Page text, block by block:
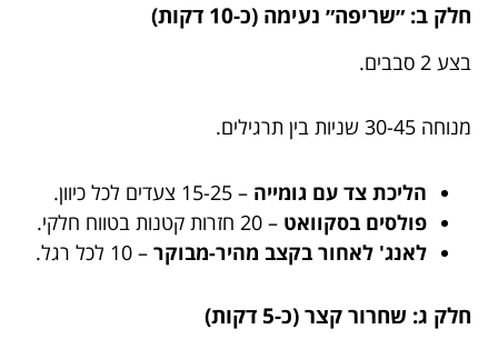
חלק ב: ״שריפה״ נעימה (כ-10 דקות)
בצע 2 סבבים.
מנוחה 30-45 שניות בין תרגילים.
הליכת צד עם גומייה – 15-25 צעדים לכל כיוון.
פולסים בסקוואט – 20 חזרות קטנות בטווח חלקי.
לאנג' לאחור בקצב מהיר-מבוקר – 10 לכל רגל.
חלק ג: שחרור קצר (כ-5 דקות)